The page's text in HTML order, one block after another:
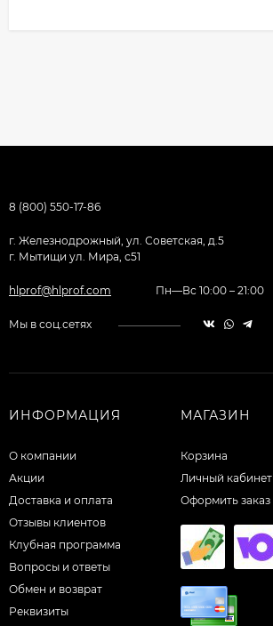
8 (800) 550-17-86
г. Железнодрожный, ул. Советская, д.5
г. Мытищи ул. Мира, с51
hlprof@hlprof.com Пн—Вс 10:00 – 21:00
Мы в соц.сетях
ИНФОРМАЦИЯ
О компании
Акции
Доставка и оплата
Отзывы клиентов
Клубная программа
Вопросы и ответы
Обмен и возврат
Реквизиты
МАГАЗИН
Корзина
Личный кабинет
Оформить заказ